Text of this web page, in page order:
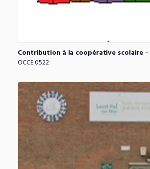
Contribution à la coopérative scolaire -
OCCE 0522